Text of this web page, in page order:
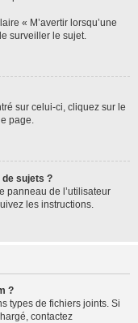
« M’avertir lorsqu’une
surveiller le sujet.
sur celui-ci, cliquez sur le
page.
sujets ?
panneau de l’utilisateur
les instructions.
?
types de fichiers joints. Si
contactez